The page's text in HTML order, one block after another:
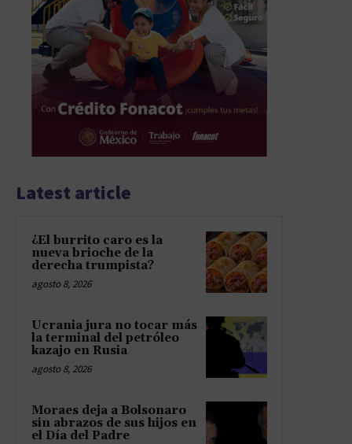
Latest article
¿El burrito caro es la
nueva brioche de la
derecha trumpista?
agosto 8, 2026
Ucrania jura no tocar más
la terminal del petróleo
kazajo en Rusia
agosto 8, 2026
Moraes deja a Bolsonaro
sin abrazos de sus hijos en
el Día del Padre